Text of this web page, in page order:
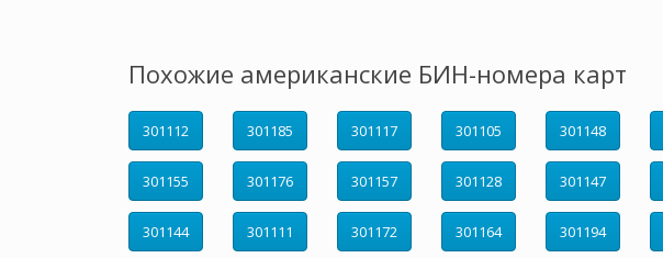
Похожие американские БИН-номера карт
301112 301185 301117 301105 301148
301155 301176 301157 301128 301147
301144 301111 301172 301164 301194